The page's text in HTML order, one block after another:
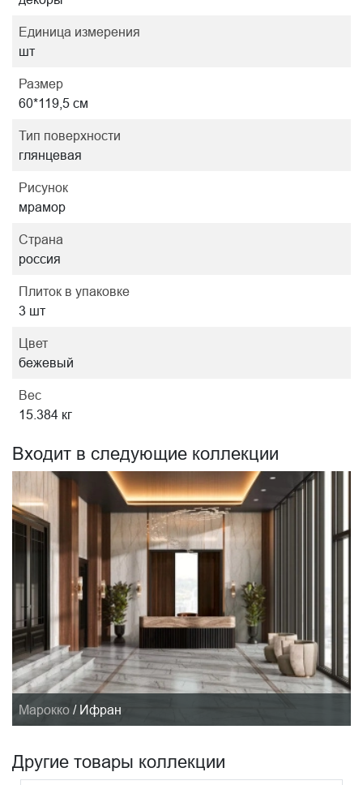
Единица измерения
шт
Размер
60*119,5 см
Тип поверхности
глянцевая
Рисунок
мрамор
Страна
россия
Плиток в упаковке
3 шт
Цвет
бежевый
Вес
15.384 кг
Входит в следующие коллекции
Марокко / Ифран
Другие товары коллекции